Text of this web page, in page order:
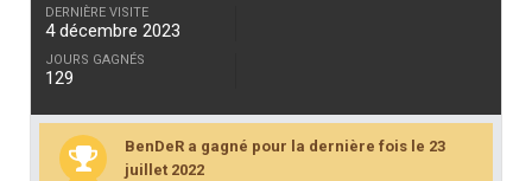
DERNIÈRE VISITE
4 décembre 2023
JOURS GAGNÉS
129
BenDeR a gagné pour la dernière fois le 23
juillet 2022